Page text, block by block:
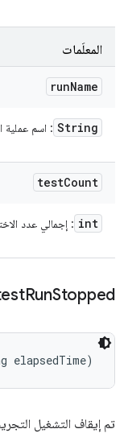
المعلَمات
runName
String : اسم عملية
testCount
int : إجمالي عدد
RunStopped
elapsedTime)
تم إيقاف التشغيل